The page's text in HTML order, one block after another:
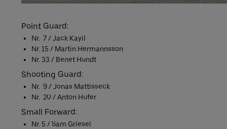
Point Guard:
Nr. 7 / Jack Kayil
Nr. 15 / Martin Hermannsson
Nr. 33 / Benet Hundt
Shooting Guard:
​Nr. 9 / Jonas Mattisseck
​Nr. 20 / Anton Hufer
Small Forward:
Nr. 5 / Sam Griesel